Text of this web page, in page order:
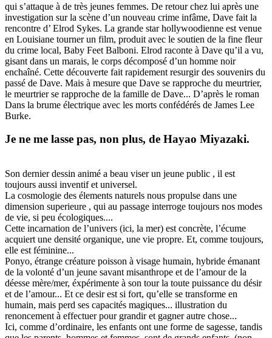
qui s’attaque à de très jeunes femmes. De retour chez lui après une
investigation sur la scène d’un nouveau crime infâme, Dave fait la
rencontre d’ Elrod Sykes. La grande star hollywoodienne est venue
en Louisiane tourner un film, produit avec le soutien de la fine fleur
du crime local, Baby Feet Balboni. Elrod raconte à Dave qu’il a vu,
gisant dans un marais, le corps décomposé d’un homme noir
enchaîné. Cette découverte fait rapidement resurgir des souvenirs du
passé de Dave. Mais à mesure que Dave se rapproche du meurtrier,
le meurtrier se rapproche de la famille de Dave... D’après le roman
Dans la brume électrique avec les morts confédérés de James Lee
Burke.
Je ne me lasse pas, non plus, de Hayao Miyazaki.
Son dernier dessin animé a beau viser un jeune public , il est
toujours aussi inventif et universel.
La cosmologie des élements naturels nous propulse dans une
dimension superieure , qui au passage interroge toujours nos modes
de vie, si peu écologiques....
Cette incarnation de l’univers (ici, la mer) est concrète, l’écume
acquiert une densité organique, une vie propre. Et, comme toujours,
elle est féminine...
Ponyo, étrange créature poisson à visage humain, hybride émanant
de la volonté d’un jeune savant misanthrope et de l’amour de la
déesse mère/mer, éxpérimente à son tour la toute puissance du désir
et de l’amour... Et ce desir est si fort, qu’elle se transforme en
humain, mais perd ses capacités magiques... illustration du
renoncement à effectuer pour grandir et gagner autre chose...
Ici, comme d’ordinaire, les enfants ont une forme de sagesse, tandis